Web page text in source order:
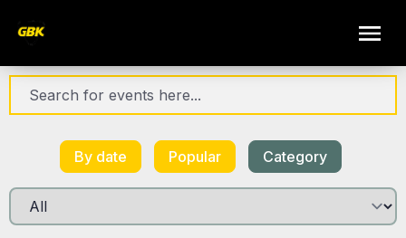
By date Popular Category